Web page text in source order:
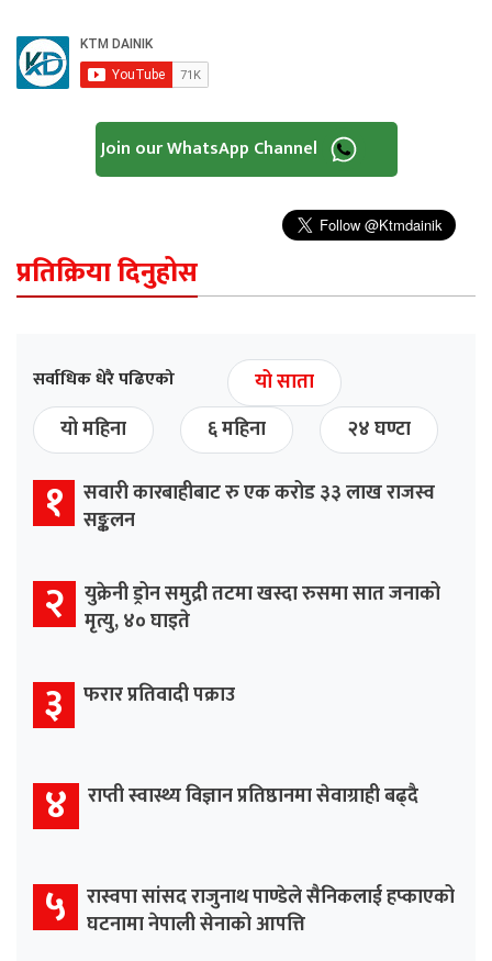
Join our WhatsApp Channel
प्रतिक्रिया दिनुहोस
सर्वाधिक धेरै पढिएको
यो साता
यो महिना
६ महिना २४ घण्टा
१ सवारी कारबाहीबाट रु एक करोड ३३ लाख राजस्व
सङ्कलन
२ युक्रेनी ड्रोन समुद्री तटमा खस्दा रुसमा सात जनाको
मृत्यु, ४० घाइते
३ फरार प्रतिवादी पक्राउ
४ राप्ती स्वास्थ्य विज्ञान प्रतिष्ठानमा सेवाग्राही बढ्दै
५ रास्वपा सांसद राजुनाथ पाण्डेले सैनिकलाई हप्काएको
घटनामा नेपाली सेनाको आपत्ति